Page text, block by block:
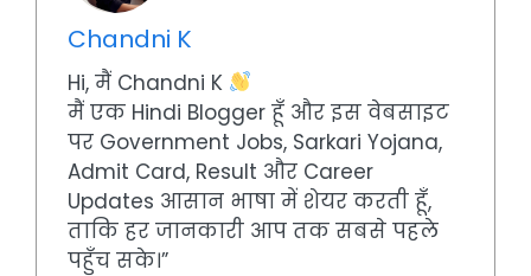
Chandni K
Hi, मैं Chandni K
मैं एक Hindi Blogger हूँ और इस वेबसाइट
पर Government Jobs, Sarkari Yojana,
Admit Card, Result और Career
Updates आसान भाषा में शेयर करती हूँ,
ताकि हर जानकारी आप तक सबसे पहले
पहुँच सके।”